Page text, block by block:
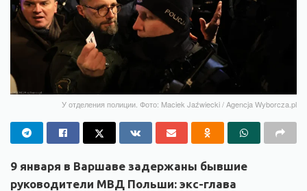
У отделения полиции. Фото: Maciek Jaźwiecki / Agencja Wyborcza.pl
9 января в Варшаве задержаны бывшие
руководители МВД Польши: экс-глава